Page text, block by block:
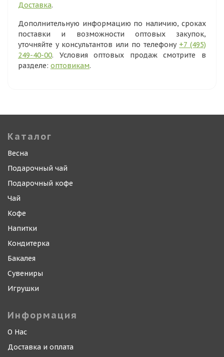
Доставка.
Дополнительную информацию по наличию, сроках
поставки и возможности оптовых закупок,
уточняйте у консультантов или по телефону +7 (495)
249-40-00. Условия оптовых продаж смотрите в
разделе: оптовикам.
Каталог
Весна
Подарочный чай
Подарочный кофе
Чай
Кофе
Напитки
Кондитерка
Бакалея
Сувениры
Игрушки
Информация
О Нас
Доставка и оплата